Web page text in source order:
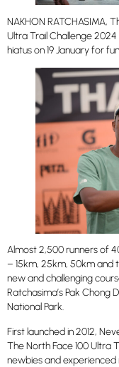
NAKHON RATCHASIMA,
Ultra Trail Challenge
hiatus on 19 January for
Almost 2,500 runners of
– 15km, 25km, 50km and
new and challenging
Ratchasima’s Pak Chong
National Park.
First launched in 2012,
The North Face 100 Ultra
newbies and